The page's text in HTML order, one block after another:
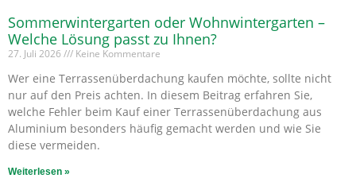
Sommerwintergarten oder Wohnwintergarten –
Welche Lösung passt zu Ihnen?
27. Juli 2026 Keine Kommentare
Wer eine Terrassenüberdachung kaufen möchte, sollte nicht
nur auf den Preis achten. In diesem Beitrag erfahren Sie,
welche Fehler beim Kauf einer Terrassenüberdachung aus
Aluminium besonders häufig gemacht werden und wie Sie
diese vermeiden.
Weiterlesen »